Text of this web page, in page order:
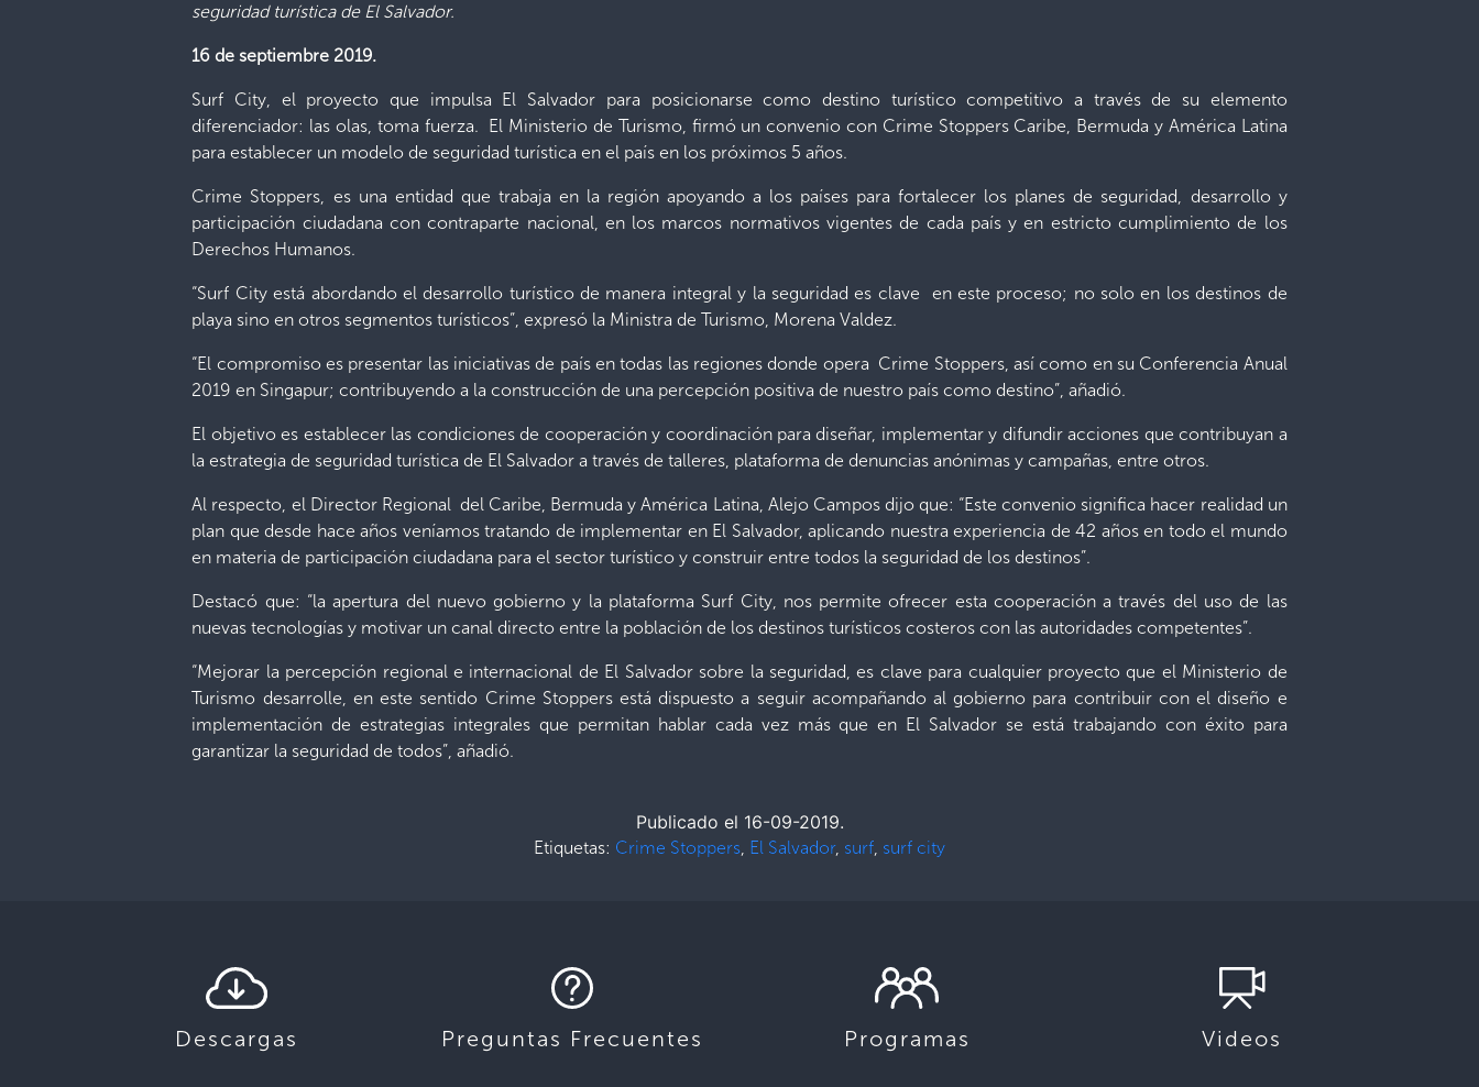
seguridad turística de El Salvador.
16 de septiembre 2019.
Surf City, el proyecto que impulsa El Salvador para posicionarse como destino turístico competitivo a través de su elemento
diferenciador: las olas, toma fuerza. El Ministerio de Turismo, firmó un convenio con Crime Stoppers Caribe, Bermuda y América Latina
para establecer un modelo de seguridad turística en el país en los próximos 5 años.
Crime Stoppers, es una entidad que trabaja en la región apoyando a los países para fortalecer los planes de seguridad, desarrollo y
participación ciudadana con contraparte nacional, en los marcos normativos vigentes de cada país y en estricto cumplimiento de los
Derechos Humanos.
“Surf City está abordando el desarrollo turístico de manera integral y la seguridad es clave en este proceso; no solo en los destinos de
playa sino en otros segmentos turísticos”, expresó la Ministra de Turismo, Morena Valdez.
“El compromiso es presentar las iniciativas de país en todas las regiones donde opera Crime Stoppers, así como en su Conferencia Anual
2019 en Singapur; contribuyendo a la construcción de una percepción positiva de nuestro país como destino”, añadió.
El objetivo es establecer las condiciones de cooperación y coordinación para diseñar, implementar y difundir acciones que contribuyan a
la estrategia de seguridad turística de El Salvador a través de talleres, plataforma de denuncias anónimas y campañas, entre otros.
Al respecto, el Director Regional del Caribe, Bermuda y América Latina, Alejo Campos dijo que: “Este convenio significa hacer realidad un
plan que desde hace años veníamos tratando de implementar en El Salvador, aplicando nuestra experiencia de 42 años en todo el mundo
en materia de participación ciudadana para el sector turístico y construir entre todos la seguridad de los destinos”.
Destacó que: “la apertura del nuevo gobierno y la plataforma Surf City, nos permite ofrecer esta cooperación a través del uso de las
nuevas tecnologías y motivar un canal directo entre la población de los destinos turísticos costeros con las autoridades competentes”.
“Mejorar la percepción regional e internacional de El Salvador sobre la seguridad, es clave para cualquier proyecto que el Ministerio de
Turismo desarrolle, en este sentido Crime Stoppers está dispuesto a seguir acompañando al gobierno para contribuir con el diseño e
implementación de estrategias integrales que permitan hablar cada vez más que en El Salvador se está trabajando con éxito para
garantizar la seguridad de todos”, añadió.
Publicado el 16-09-2019.
Etiquetas: Crime Stoppers, El Salvador, surf, surf city
Descargas Preguntas Frecuentes Programas Videos